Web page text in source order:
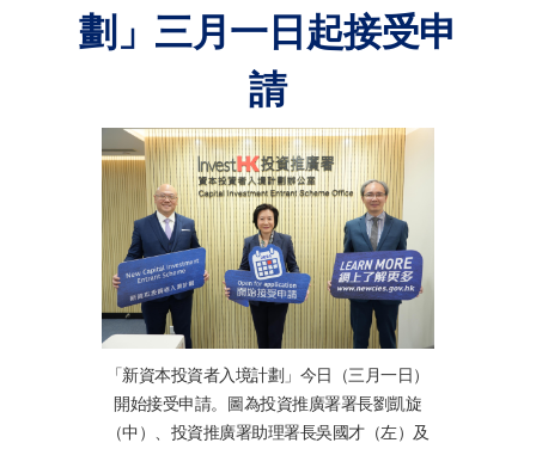
劃」三月一日起接受申
請
「新資本投資者入境計劃」今日（三月一日）
開始接受申請。圖為投資推廣署署長劉凱旋
（中）、投資推廣署助理署長吳國才（左）及